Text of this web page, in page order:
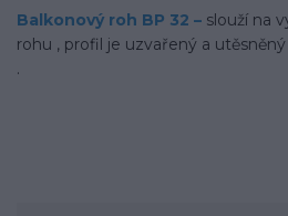
Balkonový roh BP 32 – slouží na
rohu , profil je uzvařený a
.